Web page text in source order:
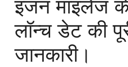
इंजन माइलेज
लॉन्च डेट की
जानकारी।